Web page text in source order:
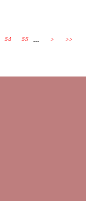
54 55 ... > >>